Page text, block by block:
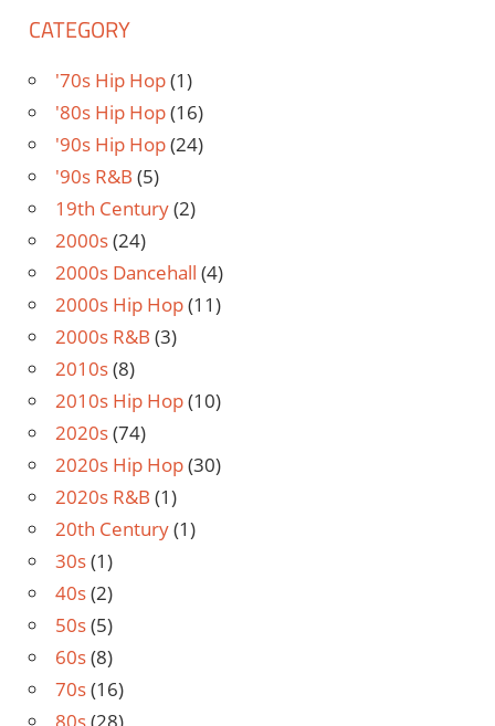
CATEGORY
'70s Hip Hop(1)
'80s Hip Hop(16)
'90s Hip Hop(24)
'90s R&B (5)
19th Century(2)
2000s(24)
2000s Dancehall (4)
2000s Hip Hop(11)
2000s R&B (3)
2010s(8)
2010s Hip Hop(10)
2020s(74)
2020s Hip Hop(30)
2020s R&B (1)
20th Century(1)
30s(1)
40s(2)
50s(5)
60s(8)
70s(16)